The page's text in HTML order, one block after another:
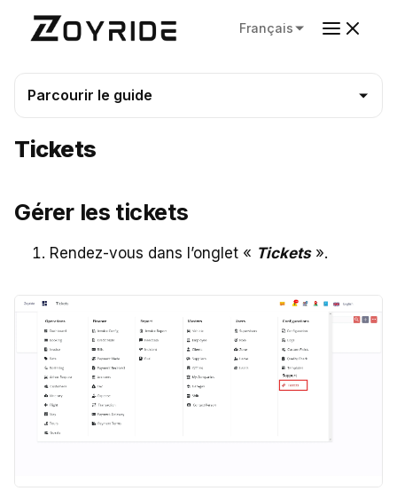
Français
Parcourir le guide
Tickets
Gérer les tickets
Rendez-vous dans l’onglet « Tickets».